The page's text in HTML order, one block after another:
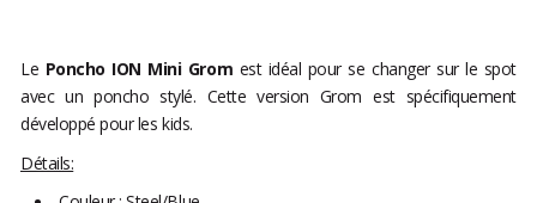
Le Poncho ION Mini Grom est idéal pour se changer sur le spot
avec un poncho stylé. Cette version Grom est spécifiquement
développé pour les kids.
Détails: